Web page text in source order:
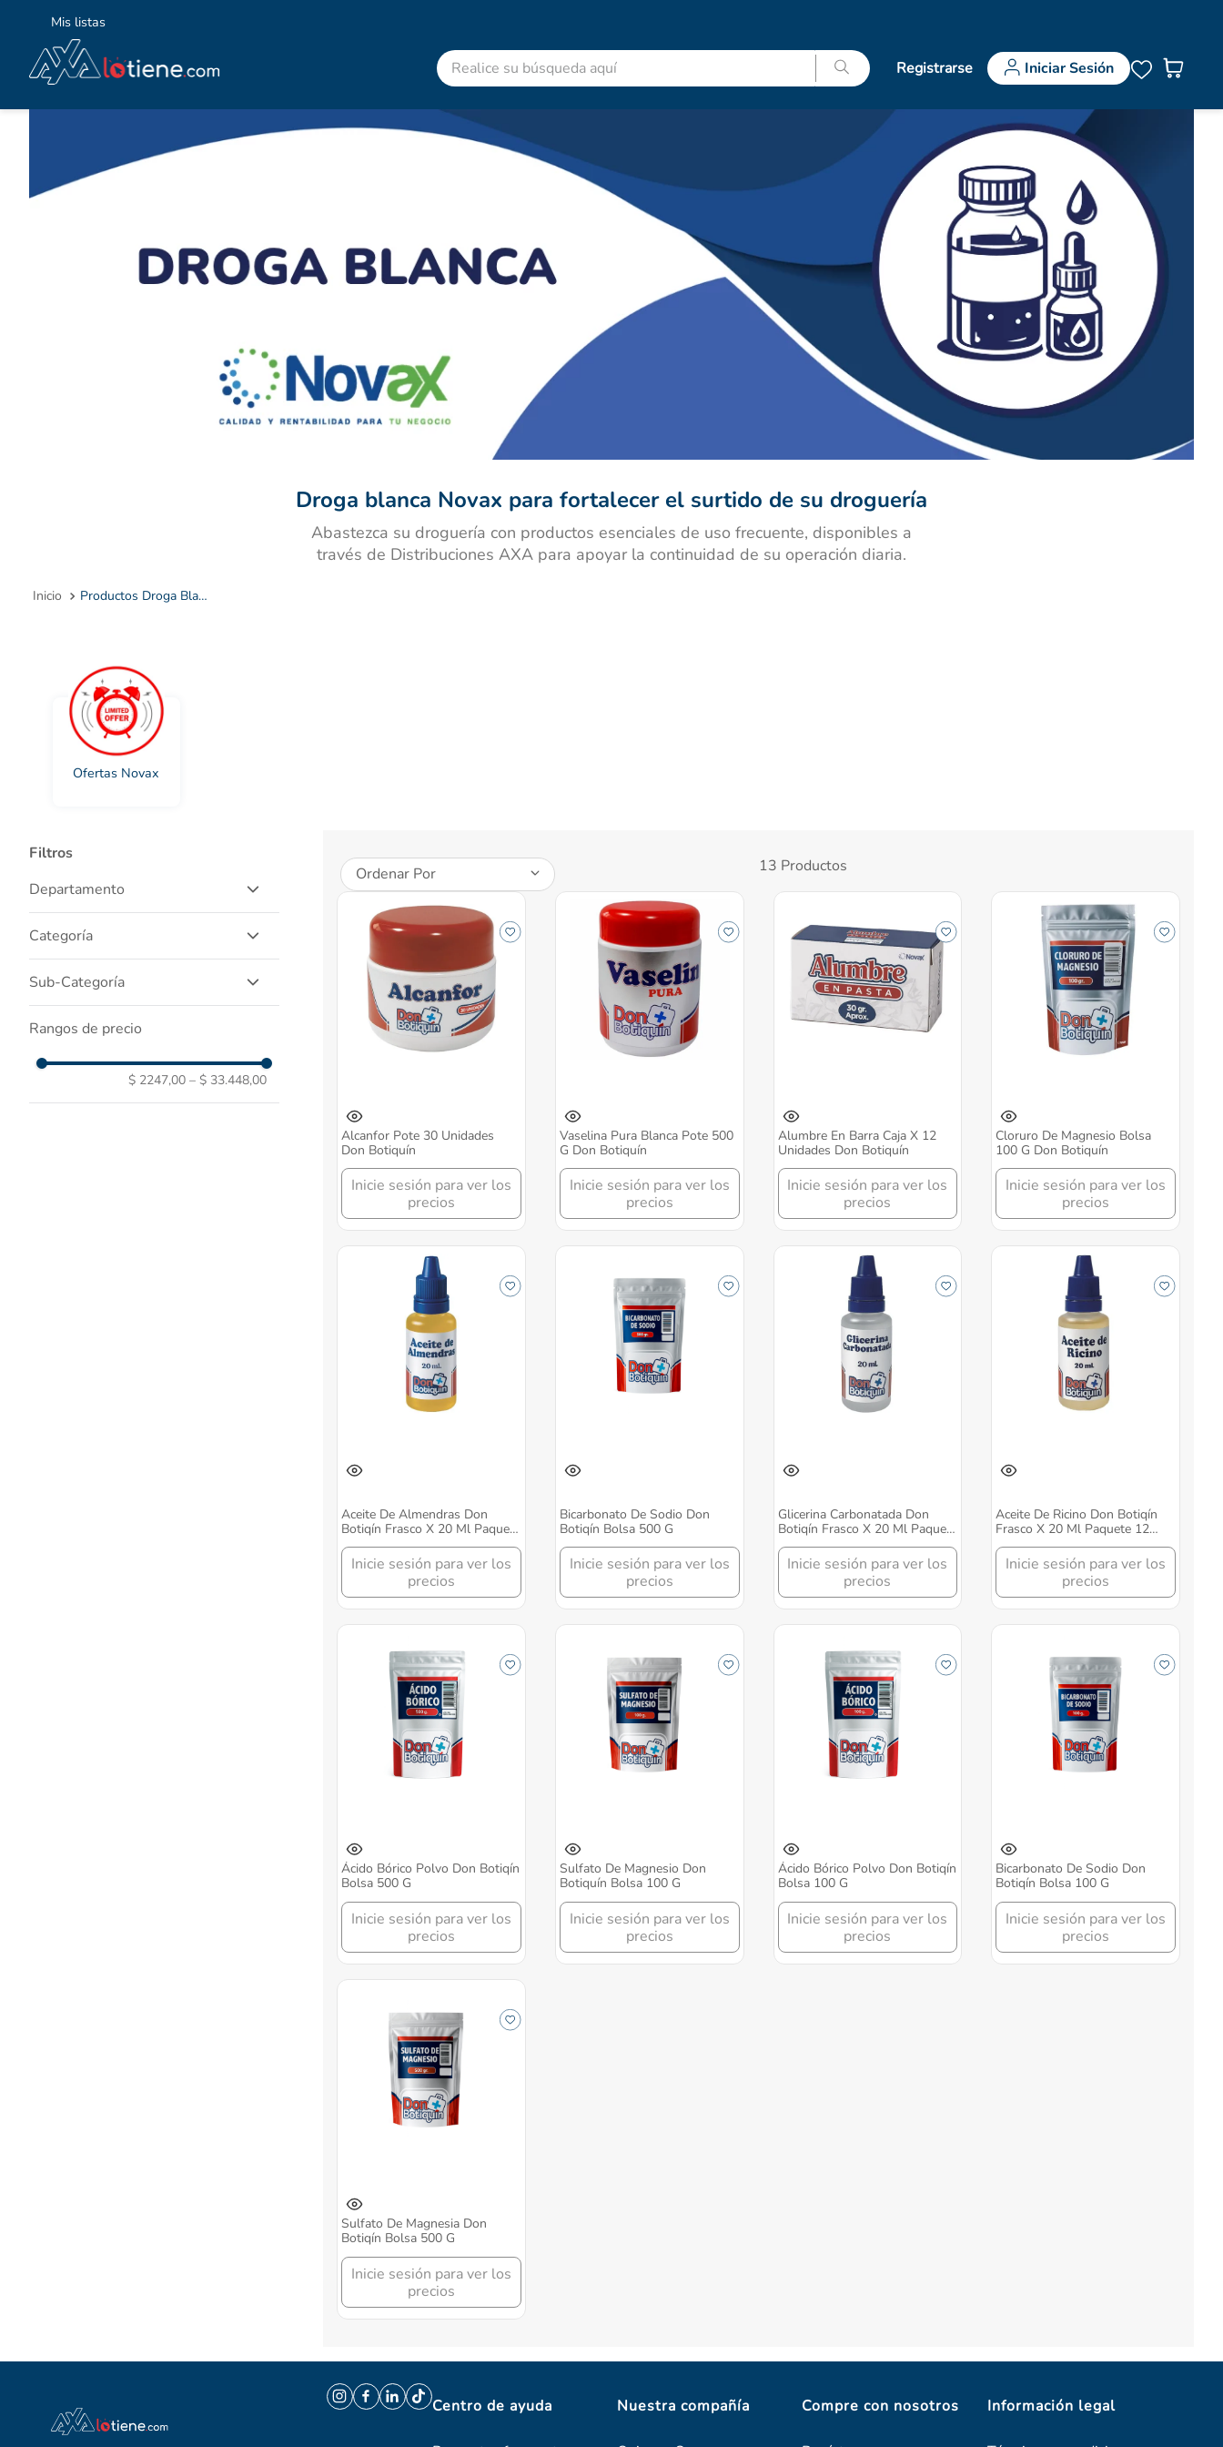
Mis listas
Realice su búsqueda aquí
Registrarse Iniciar Sesión
Droga blanca Novax para fortalecer el surtido de su droguería
Abastezca su droguería con productos esenciales de uso frecuente, disponibles a
través de Distribuciones AXA para apoyar la continuidad de su operación diaria.
Productos Droga Blanca Novax
Ofertas Novax
Filtros
Departamento
Categoría
Sub-Categoría
Rangos de precio
$ 2247,00 – $ 33.448,00
Ordenar Por 13 Productos
Alcanfor Pote 30 Unidades
Don Botiquín
Inicie sesión para ver los
precios
Vaselina Pura Blanca Pote 500
G Don Botiquín
Inicie sesión para ver los
precios
Alumbre En Barra Caja X 12
Unidades Don Botiquín
Inicie sesión para ver los
precios
Cloruro De Magnesio Bolsa
100 G Don Botiquín
Inicie sesión para ver los
precios
Aceite De Almendras Don
Botiqín Frasco X 20 Ml Paquete
12 Unidades
Inicie sesión para ver los
precios
Bicarbonato De Sodio Don
Botiqín Bolsa 500 G
Inicie sesión para ver los
precios
Glicerina Carbonatada Don
Botiqín Frasco X 20 Ml Paquete
12 Unidades
Inicie sesión para ver los
precios
Aceite De Ricino Don Botiqín
Frasco X 20 Ml Paquete 12
Unidades
Inicie sesión para ver los
precios
Ácido Bórico Polvo Don Botiqín
Bolsa 500 G
Inicie sesión para ver los
precios
Sulfato De Magnesio Don
Botiquín Bolsa 100 G
Inicie sesión para ver los
precios
Ácido Bórico Polvo Don Botiqín
Bolsa 100 G
Inicie sesión para ver los
precios
Bicarbonato De Sodio Don
Botiqín Bolsa 100 G
Inicie sesión para ver los
precios
Sulfato De Magnesia Don
Botiqín Bolsa 500 G
Inicie sesión para ver los
precios
Centro de ayuda Nuestra compañía Compre con nosotros Información legal
1.
advitabs
shampoo
dolex
9.
clotrimazol
10
ibuprofeno